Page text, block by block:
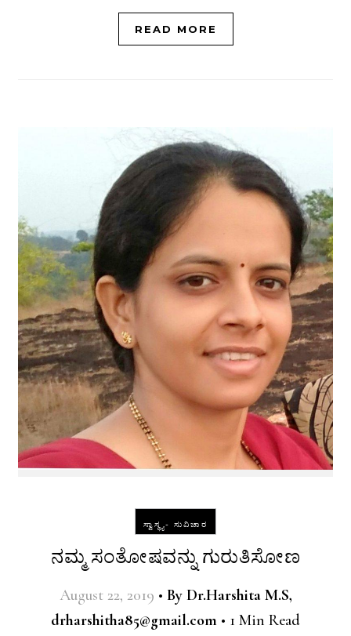
READ MORE
ಸ್ವಾಸ್ಥ್ಯ- ಸುವಿಚಾರ
ನಮ್ಮ ಸಂತೋಷವನ್ನು ಗುರುತಿಸೋಣ
August 22, 2019 • By Dr.Harshita M.S,
drharshitha85@gmail.com • 1 Min Read